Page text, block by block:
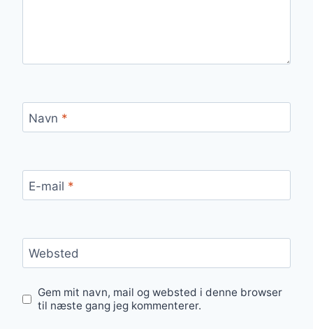
Navn *
E-mail *
Websted
Gem mit navn, mail og websted i denne browser
til næste gang jeg kommenterer.